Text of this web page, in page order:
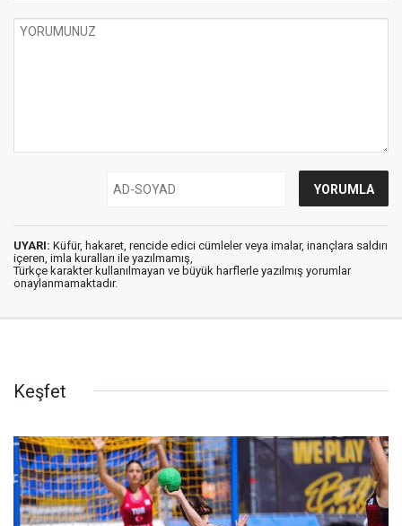
UYARI: Küfür, hakaret, rencide edici cümleler veya imalar, inançlara saldırı
içeren, imla kuralları ile yazılmamış,
Türkçe karakter kullanılmayan ve büyük harflerle yazılmış yorumlar
onaylanmamaktadır.
Keşfet